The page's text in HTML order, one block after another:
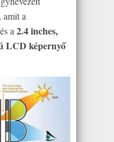
amit a
és a 2.4 inches,
LCD képernyő